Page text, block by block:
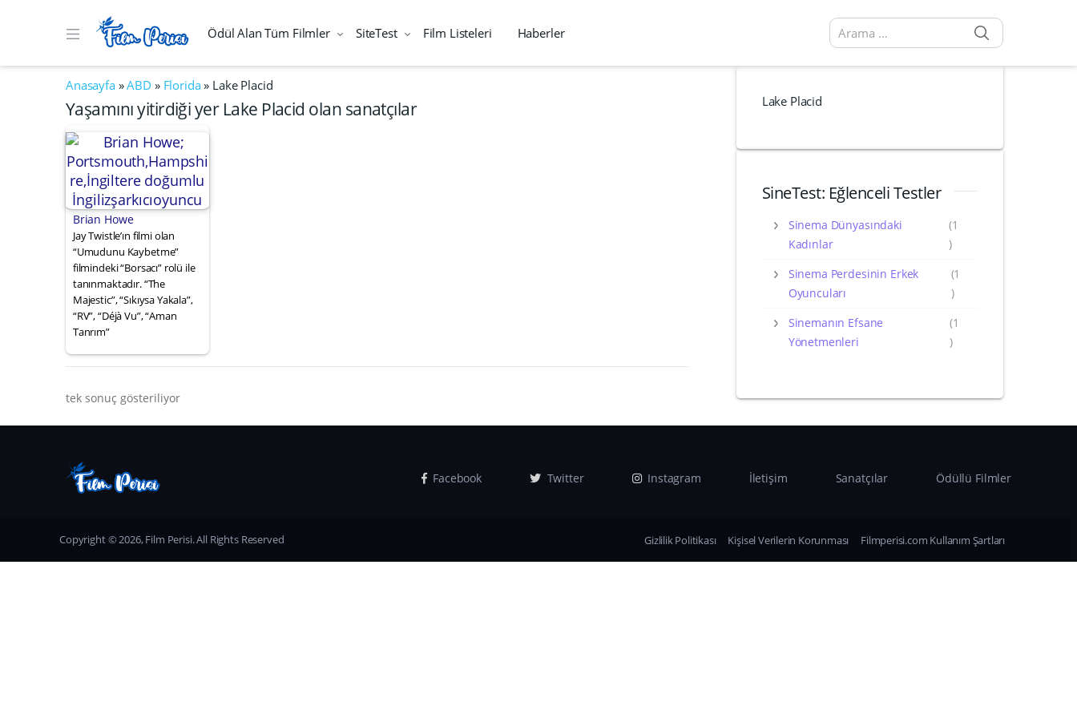
Ödül Alan Tüm Filmler SiteTest Film Listeleri Haberler
Arama sonuçları:
Anasayfa»ABD » Florida» Lake Placid
Yaşamını yitirdiği yer Lake Placid olan sanatçılar
Brian Howe
Jay Twistle’ın filmi olan
“Umudunu Kaybetme”
filmindeki “Borsacı” rolü ile
tanınmaktadır. “The
Majestic”, “Sıkıysa Yakala”,
“RV”, “Déjà Vu”, “Aman
Tanrım”
tek sonuç gösteriliyor
Lake Placid
SineTest: Eğlenceli Testler
Sinema Dünyasındaki
Kadınlar
(1
)
Sinema Perdesinin Erkek
Oyuncuları
(1
)
Sinemanın Efsane
Yönetmenleri
(1
)
Facebook Twitter Instagram İletişim Sanatçılar Ödüllü Filmler
Copyright © 2026, Film Perisi. All Rights Reserved Gizlilik Politikası Kişisel Verilerin Korunması Filmperisi.com Kullanım Şartları